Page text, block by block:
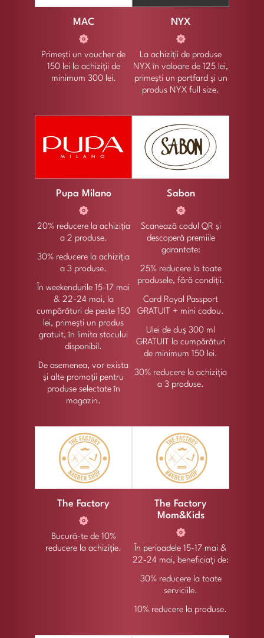
MAC
Primești un voucher de
150 lei la achiziții de
minimum 300 lei.
NYX
La achiziții de produse
NYX în valoare de 125 lei,
primești un portfard și un
produs NYX full size.
Pupa Milano
20% reducere la achiziția
a 2 produse.
30% reducere la achiziția
a 3 produse.
În weekendurile 15-17 mai
& 22-24 mai, la
cumpărături de peste 150
lei, primești un produs
gratuit, în limita stocului
disponibil.
De asemenea, vor exista
și alte promoții pentru
produse selectate în
magazin.
Sabon
Scanează codul QR și
descoperă premiile
garantate:
25% reducere la toate
produsele, fără condiții.
Card Royal Passport
GRATUIT + mini cadou.
Ulei de duș 300 ml
GRATUIT la cumpărături
de minimum 150 lei.
30% reducere la achiziția
a 3 produse.
The Factory
Bucură-te de 10%
reducere la achiziție.
The Factory
Mom&Kids
În perioadele 15-17 mai &
22-24 mai, beneficiați de:
30% reducere la toate
serviciile.
10% reducere la produse.